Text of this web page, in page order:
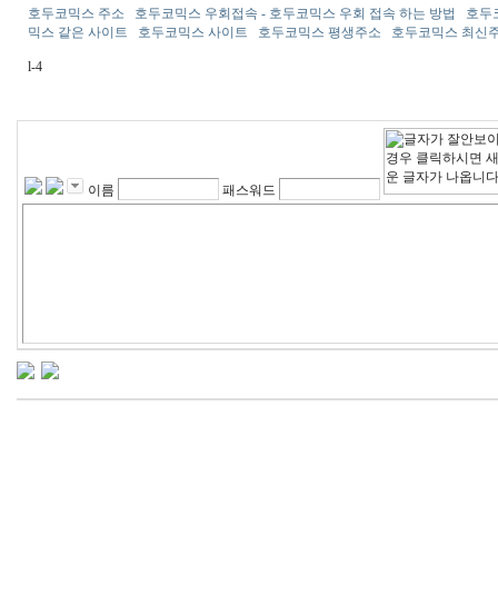
호두코믹스 주소 호두코믹스 우회접속 - 호두코믹스 우회 접속 하는 방법 호
믹스 같은 사이트 호두코믹스 사이트 호두코믹스 평생주소 호두코믹스 최신
l-4
이름 패스워드